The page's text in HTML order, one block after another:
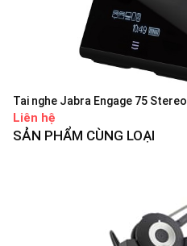
Tai nghe Jabra Engage 75 Stereo
Liên hệ
SẢN PHẨM CÙNG LOẠI